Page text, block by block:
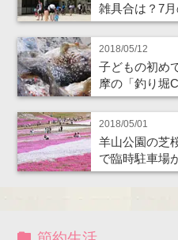
雑具合は？7
2018/05/12
子どもの初め
摩の「釣り堀
2018/05/01
羊山公園の芝
で臨時駐車場